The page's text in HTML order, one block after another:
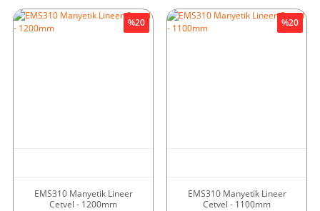
EMS310 Manyetik Lineer
Cetvel - 1200mm
%20
EMS310 Manyetik Lineer
Cetvel - 1100mm
%20